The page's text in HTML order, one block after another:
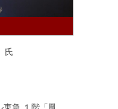
氏
東急 １階「鳳